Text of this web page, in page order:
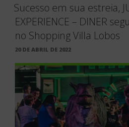
Sucesso em sua estreia,
EXPERIENCE – DINER
no Shopping Villa Lobos
PUBLICADO
20 DE ABRIL DE 2022